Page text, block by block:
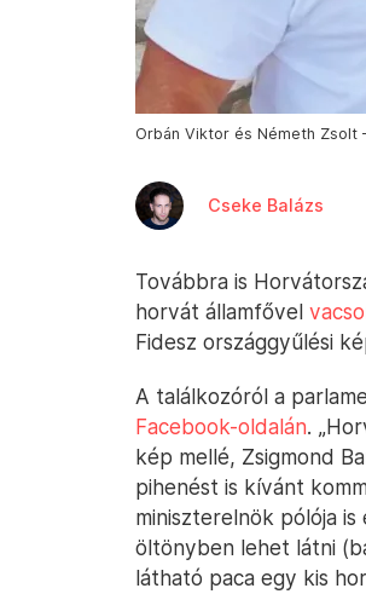
Orbán Viktor és Németh Zsolt
Cseke Balázs
Továbbra is
horvát államfővel
Fidesz országgyűlési
A találkozóról a
Facebook-oldalán.
kép mellé, Zsigmond
pihenést is kívánt
miniszterelnök pólója
öltönyben lehet látni
látható paca egy kis